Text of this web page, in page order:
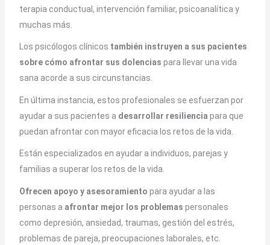
terapia conductual, intervención familiar, psicoanalítica y
muchas más.
Los psicólogos clínicos también instruyen a sus pacientes
sobre cómo afrontar sus dolencias para llevar una vida
sana acorde a sus circunstancias.
En última instancia, estos profesionales se esfuerzan por
ayudar a sus pacientes a desarrollar resiliencia para que
puedan afrontar con mayor eficacia los retos de la vida.
Están especializados en ayudar a individuos, parejas y
familias a superar los retos de la vida.
Ofrecen apoyo y asesoramiento para ayudar a las
personas a afrontar mejor los problemas personales
como depresión, ansiedad, traumas, gestión del estrés,
problemas de pareja, preocupaciones laborales, etc.